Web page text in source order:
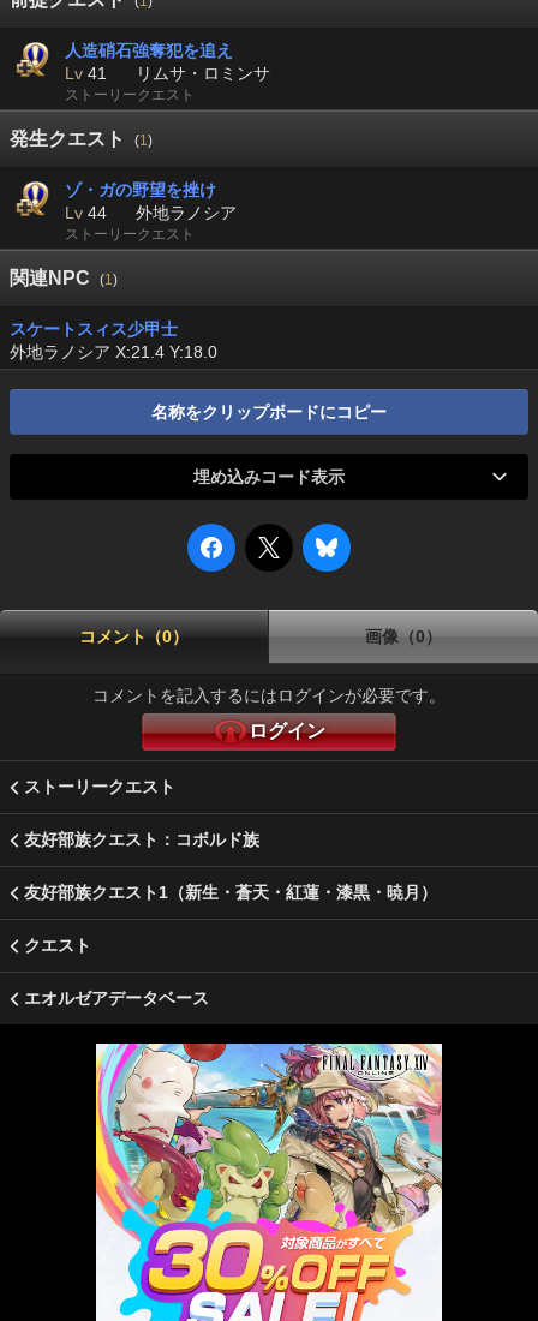
人造硝石強奪犯を追え
Lv 41 リムサ・ロミンサ
ストーリークエスト
発生クエスト (1)
ゾ・ガの野望を挫け
Lv 44 外地ラノシア
ストーリークエスト
関連NPC (1)
スケートスィス少甲士
外地ラノシア X:21.4 Y:18.0
名称をクリップボードにコピー
埋め込みコード表示
コメント（0） 画像（0）
コメントを記入するにはログインが必要です。
ログイン
ストーリークエスト
友好部族クエスト：コボルド族
友好部族クエスト1（新生・蒼天・紅蓮・漆黒・暁月）
クエスト
エオルゼアデータベース